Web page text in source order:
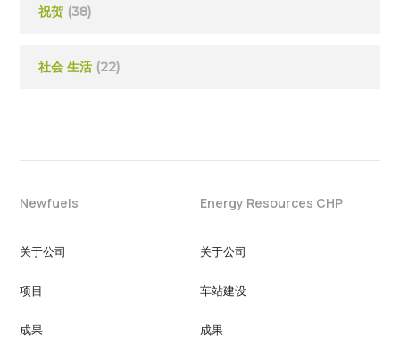
祝贺 (38)
社会 生活 (22)
Newfuels
关于公司
项目
成果
Energy Resources CHP
关于公司
车站建设
成果